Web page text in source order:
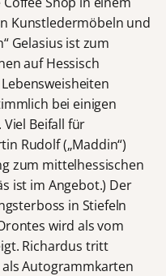
Kunstledermöbeln und
Gelasius ist zum
auf Hessisch
bei einigen
Beifall für
Rudolf („Maddin“)
zum mittelhessischen
ist im Angebot.) Der
in Stiefeln
wird als vom
Richardus tritt
Autogrammkarten